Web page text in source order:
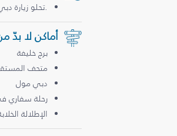
.تحلو زيارة
أماكن لا بدّ
برج خليفة
متحف
دبي مول
رحلة سفاري
الإطلالة